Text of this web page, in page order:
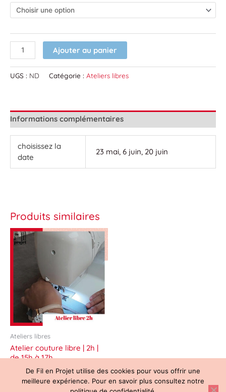
Ajouter au panier
UGS : ND Catégorie : Ateliers libres
Informations complémentaires
choisissez la
date
23 mai, 6 juin, 20 juin
Produits similaires
Ateliers libres
Atelier couture libre | 2h |
de 15h à 17h
42.00€
Ce
produit
plusieurs
variations.
Les
options
peuvent
être
choisies
page
du
produit
De Fil en Projet utilise des cookies pour vous offrir une
meilleure expérience. Pour en savoir plus consultez notre